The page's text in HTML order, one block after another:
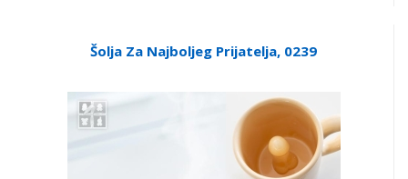
Šolja Za Najboljeg Prijatelja, 0239